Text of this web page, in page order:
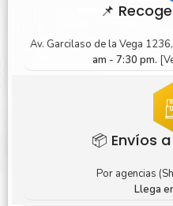
📌
Av. Garcilaso de la Vega
am - 7:30 pm.
📦 Envíos
Por agencias
Llega